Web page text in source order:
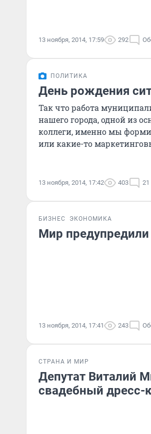
13 ноября, 2014, 17:59 292
ПОЛИТИКА
День рождения
Так что работа
нашего города, одной из
коллеги, именно мы
или какие-то
13 ноября, 2014, 17:42 403 21
БИЗНЕС ЭКОНОМИКА
Мир
13 ноября, 2014, 17:41 243
СТРАНА И МИР
Депутат Виталий
свадебный дресс-